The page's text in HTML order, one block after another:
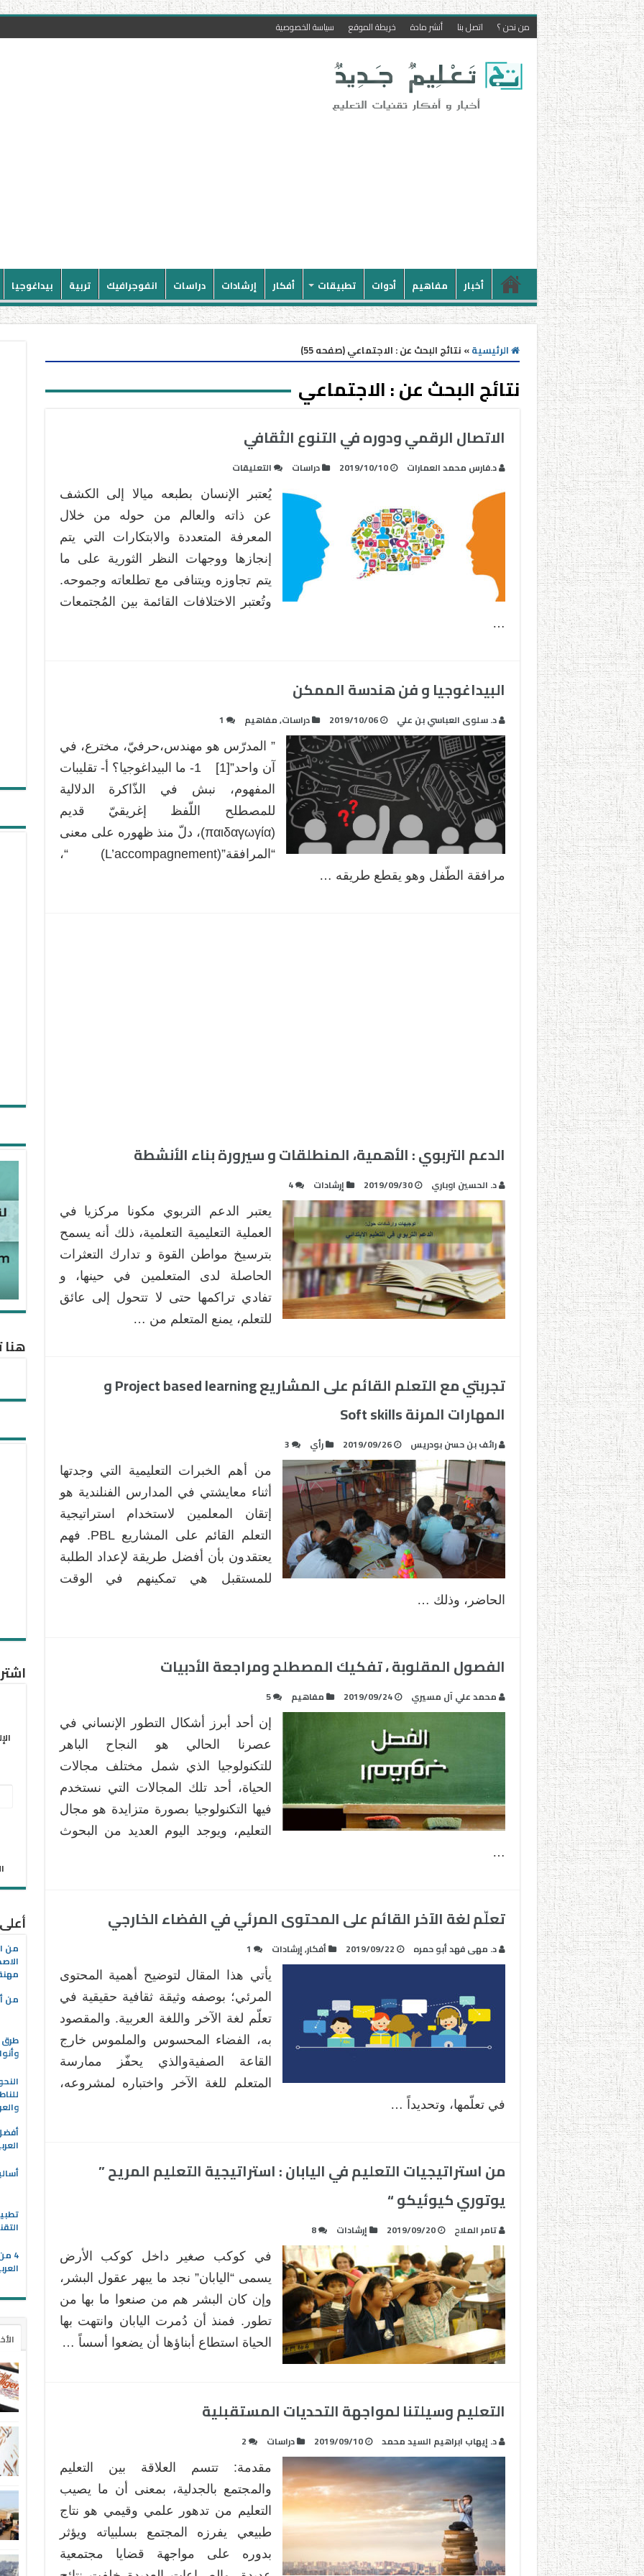
من نحن ؟ اتصل بنا أنشر مادة خريطة الموقع سياسة الخصوصية
أخبار مفاهيم أدوات تطبيقات أفكار إرشادات دراسات انفوجرافيك تربية بيداغوجيا
الرئيسية» نتائج البحث عن : الاجتماعي (صفحه 55)
نتائج البحث عن :الاجتماعي
الاتصال الرقمي ودوره في التنوع الثقافي
د.فارس محمد العمارات 2019/10/10 دراسات التعليقات
الرقمي
ودوره
في
الثقافي
مغلقة
يُعتبر الإنسان بطبعه ميالا إلى الكشف
عن ذاته والعالم من حوله من خلال
المعرفة المتعددة والابتكارات التي يتم
إنجازها ووجهات النظر الثورية على ما
يتم تجاوزه ويتنافى مع تطلعاته وجموحه.
وتُعتبر الاختلافات القائمة بين المُجتمعات
…
البيداغوجيا و فن هندسة الممكن
د. سلوى العباسي بن علي 2019/10/06 دراسات,مفاهيم 1
” المدرّس هو مهندس،حرفيّ، مخترع، في
آن واحد”[1] 1- ما البيداغوجيا؟ أ- تقليبات
المفهوم، نبش في الذّاكرة الدلالية
للمصطلح اللّفظ إغريقيّ قديم
(παιδαγωγία)، دلّ منذ ظهوره على معنى
“المرافقة”(L’accompagnement) “،
مرافقة الطّفل وهو يقطع طريقه …
الدعم التربوي : الأهمية، المنطلقات و سيرورة بناء الأنشطة
د. الحسين اوباري 2019/09/30 إرشادات 4
يعتبر الدعم التربوي مكونا مركزيا في
العملية التعليمية التعلمية، ذلك أنه يسمح
بترسيخ مواطن القوة و تدارك التعثرات
الحاصلة لدى المتعلمين في حينها، و
تفادي تراكمها حتى لا تتحول إلى عائق
للتعلم، يمنع المتعلم من …
تجربتي مع التعلم القائم على المشاريع Project based learning و
المهارات المرنة Soft skills
رائف بن حسن بودريس 2019/09/26 رأي 3
من أهم الخبرات التعليمية التي وجدتها
أثناء معايشتي في المدارس الفنلندية هو
إتقان المعلمين لاستخدام استراتيجية
التعلم القائم على المشاريع PBL. فهم
يعتقدون بأن أفضل طريقة لإعداد الطلبة
للمستقبل هي تمكينهم في الوقت
الحاضر، وذلك …
الفصول المقلوبة ، تفكيك المصطلح ومراجعة الأدبيات
محمد علي آل مسيري 2019/09/24 مفاهيم 5
إن أحد أبرز أشكال التطور الإنساني في
عصرنا الحالي هو النجاح الباهر
للتكنولوجيا الذي شمل مختلف مجالات
الحياة، أحد تلك المجالات التي نستخدم
فيها التكنولوجيا بصورة متزايدة هو مجال
التعليم، ويوجد اليوم العديد من البحوث
…
تعلّم لغة الآخر القائم على المحتوى المرئي في الفضاء الخارجي
د. مهى فهد أبو حمره 2019/09/22 أفكار,إرشادات 1
يأتي هذا المقال لتوضيح أهمية المحتوى
المرئي؛ بوصفه وثيقة ثقافية حقيقية في
تعلّم لغة الآخر واللغة العربية. والمقصود
به، الفضاء المحسوس والملموس خارج
القاعة الصفيةوالذي يحفّز ممارسة
المتعلم للغة الآخر واختباره لمشروعه،
في تعلّمها، وتحديداً …
من استراتيجيات التعليم في اليابان : استراتيجية التعليم المريح ”
يوتوري كيوئيكو “
تامر الملاح 2019/09/20 إرشادات 8
في كوكب صغير داخل كوكب الأرض
يسمى “اليابان” نجد ما يبهر عقول البشر،
وإن كان البشر هم من صنعوا ما بها من
تطور. فمنذ أن دُمرت اليابان وانتهت بها
الحياة استطاع أبناؤها أن يضعوا أسساً …
التعليم وسيلتنا لمواجهة التحديات المستقبلية
د. إيهاب ابراهيم السيد محمد 2019/09/10 دراسات 2
مقدمة: تتسم العلاقة بين التعليم
والمجتمع بالجدلية، بمعنى أن ما يصيب
التعليم من تدهور علمي وقيمي هو نتاج
طبيعي يفرزه المجتمع بسلبياته ويؤثر
بدوره على مواجهة قضايا مجتمعية
هنا
من
من
طرق
4